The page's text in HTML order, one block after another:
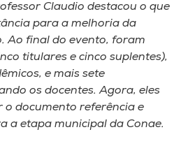
Claudio destacou o que
para a melhoria da
Ao final do evento, foram
titulares e cinco suplentes),
e mais sete
os docentes. Agora, eles
o documento referência e
a etapa municipal da Conae.